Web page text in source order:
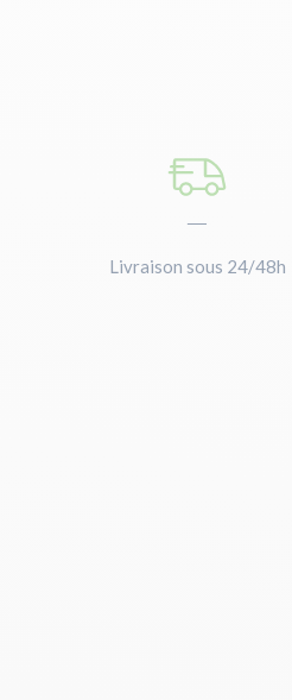
—
Livraison sous 24/48h